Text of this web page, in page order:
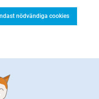
nödvändiga cookies
med broderi
och bedårande. En
äventyr. Den praktiska
axelbanden
materialet ser
vilket gör den till en